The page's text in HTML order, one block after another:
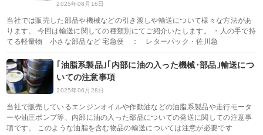
2025年08月16日
当社では販売した部品や機械などの引き渡しや輸送について様々な方法があ
ります。 今回は輸送に関しての種類別にてご紹介いたします。 ・人の手で持
てる軽量物 小さな部品など 宅急便 ： レターパック・佐川急
｢油脂系製品｣｢内部に油の入った機械･部品｣輸送につ
いての注意事項
2025年06月28日
当社で販売しているエンジンオイルや作動油などの油脂系製品や走行モータ
ーや油圧ポンプ等、内部に油の入った部品についての発送に関しての注意事
項です。 このような油脂を含む物品の輸送については注意が必要です